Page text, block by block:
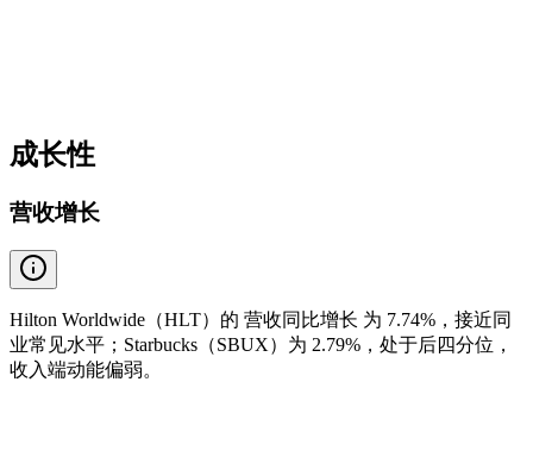
成长性
营收增长
Hilton Worldwide（HLT）的 营收同比增长 为 7.74%，接近同
业常见水平；Starbucks（SBUX）为 2.79%，处于后四分位，
收入端动能偏弱。